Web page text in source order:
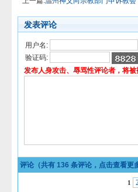
发表评论
用户名:
验证码:
发布人身攻击、辱骂性评论者，将被
评论（共有 136 条评论，点击查看更
1